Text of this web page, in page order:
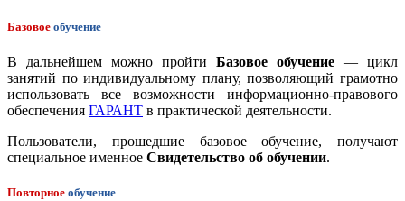
Базовое обучение
В дальнейшем можно пройти Базовое обучение — цикл
занятий по индивидуальному плану, позволяющий грамотно
использовать все возможности информационно-правового
обеспечения ГАРАНТ в практической деятельности.
Пользователи, прошедшие базовое обучение, получают
специальное именное Свидетельство об обучении.
Повторное обучение